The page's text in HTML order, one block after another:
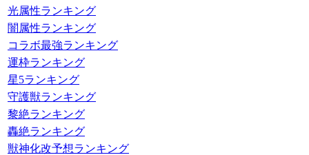
光属性ランキング
闇属性ランキング
コラボ最強ランキング
運枠ランキング
星5ランキング
守護獣ランキング
黎絶ランキング
轟絶ランキング
獣神化改予想ランキング